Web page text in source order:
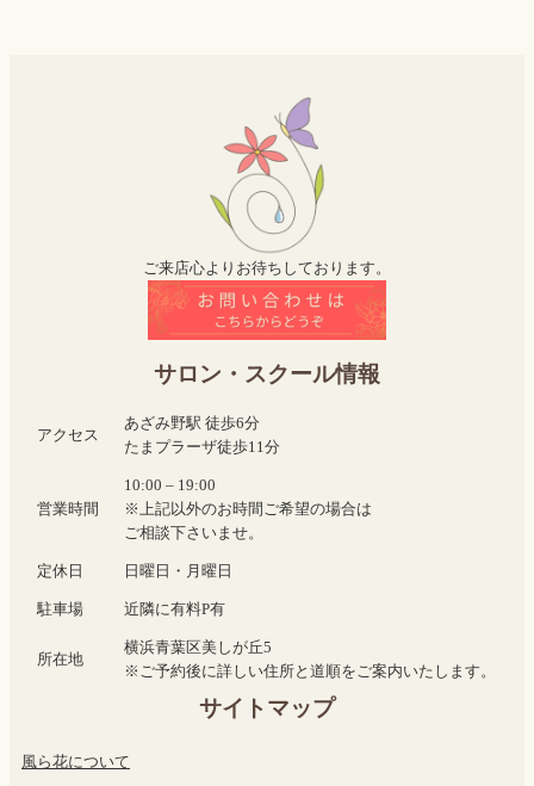
ご来店心よりお待ちしております。
サロン・スクール情報
アクセス
あざみ野駅 徒歩6分
たまプラーザ徒歩11分
営業時間
10:00 – 19:00
※上記以外のお時間ご希望の場合は
ご相談下さいませ。
定休日 日曜日・月曜日
駐車場 近隣に有料P有
所在地
横浜青葉区美しが丘5
※ご予約後に詳しい住所と道順をご案内いたします。
サイトマップ
風ら花について